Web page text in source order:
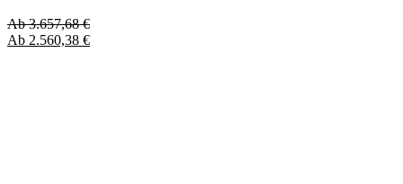
Ab3.657,68€
Ab 2.560,38 €